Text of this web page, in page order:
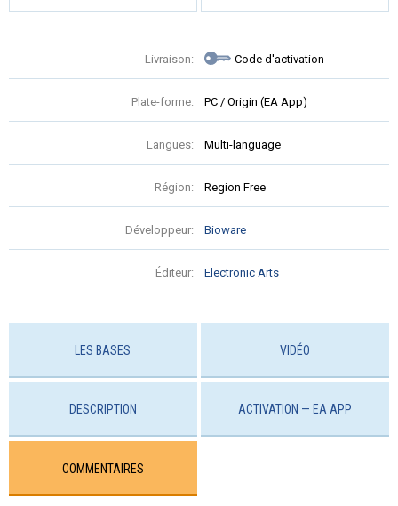
Livraison: Code d'activation
Plate-forme: PC / Origin (EA App)
Langues: Multi-language
Région: Region Free
Développeur: Bioware
Éditeur: Electronic Arts
LES BASES VIDÉO
DESCRIPTION ACTIVATION — EA APP
COMMENTAIRES